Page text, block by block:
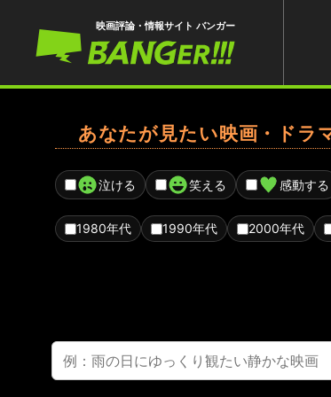
映画評論・情報サイト バンガー
あなたが見たい映画・ドラ
泣ける 笑える 感動する
1980年代 1990年代 2000年代